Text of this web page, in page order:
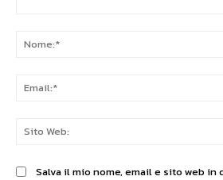
Salva il mio nome, email e sito web in